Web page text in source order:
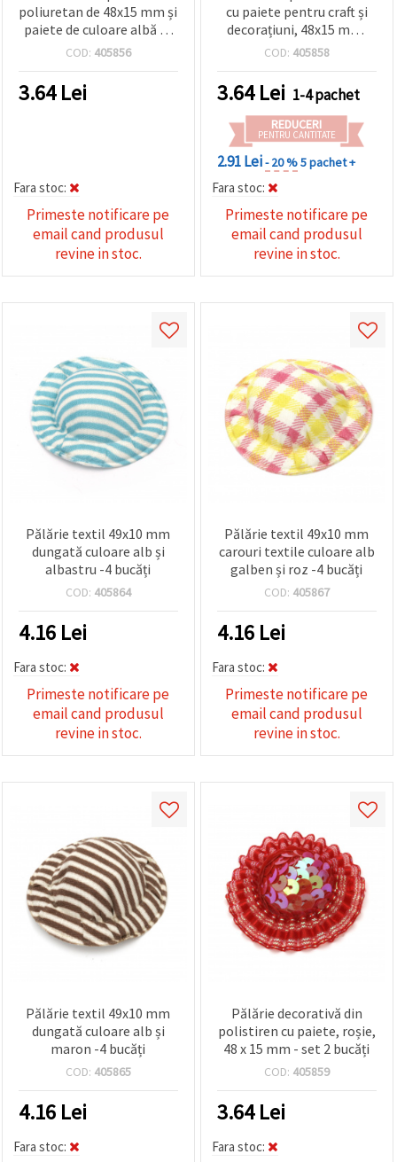
poliuretan de 48x15 mm și
paiete de culoare albă -2
bucăți
COD: 405856
3.64Lei
Fara stoc:
Primeste notificare pe
email cand produsul
revine in stoc.
cu paiete pentru craft și
decorațiuni, 48x15 mm,
set 2 bucăți
COD: 405858
3.64Lei 1-4 pachet
REDUCERI
PENTRU CANTITATE
2.91 Lei- 20 %5 pachet +
Fara stoc:
Primeste notificare pe
email cand produsul
revine in stoc.
Pălărie textil 49x10 mm
dungată culoare alb și
albastru -4 bucăți
COD: 405864
4.16 Lei
Fara stoc:
Primeste notificare pe
email cand produsul
revine in stoc.
Pălărie textil 49x10 mm
carouri textile culoare alb
galben și roz -4 bucăți
COD: 405867
4.16 Lei
Fara stoc:
Primeste notificare pe
email cand produsul
revine in stoc.
Pălărie textil 49x10 mm
dungată culoare alb și
maron -4 bucăți
COD: 405865
4.16 Lei
Fara stoc:
Pălărie decorativă din
polistiren cu paiete, roșie,
48 x 15 mm - set 2 bucăți
COD: 405859
3.64Lei
Fara stoc: